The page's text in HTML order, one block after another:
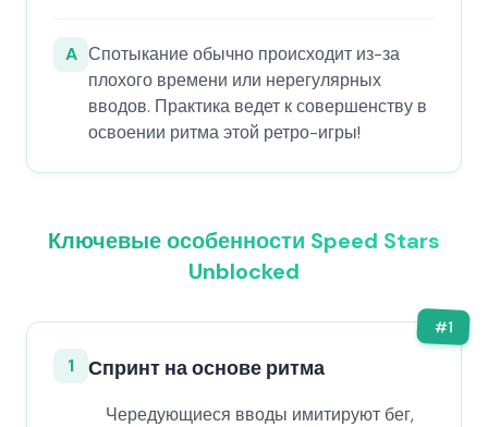
A Спотыкание обычно происходит из-за
плохого времени или нерегулярных
вводов. Практика ведет к совершенству в
освоении ритма этой ретро-игры!
Ключевые особенности Speed Stars
Unblocked
#1
1 Спринт на основе ритма
Чередующиеся вводы имитируют бег,